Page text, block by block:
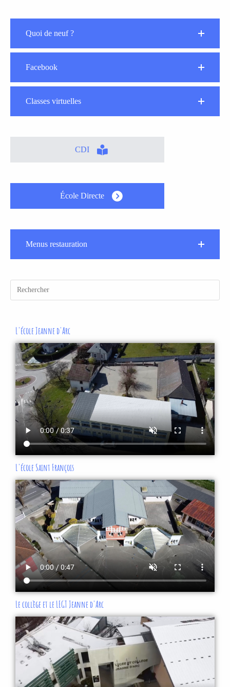
Quoi de neuf ?
Facebook
Classes virtuelles
CDI
École Directe
Menus restauration
L'école Jeanne d'Arc
L'école Saint François
Le collège et le LEGT Jeanne d'Arc